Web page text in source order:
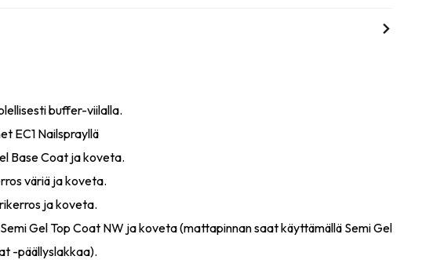
buffer-viilalla.
EC1 Nailsprayllä
Base Coat ja koveta.
väriä ja koveta.
ja koveta.
Gel Top Coat NW ja koveta (mattapinnan saat käyttämällä Semi Gel
-päällyslakkaa).